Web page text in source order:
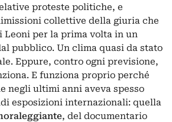
proteste politiche, e
collettive della giuria che
Leoni per la prima volta in un
pubblico. Un clima quasi da stato
Eppure, contro ogni previsione,
E funziona proprio perché
negli ultimi anni aveva spesso
esposizioni internazionali: quella
, del documentario